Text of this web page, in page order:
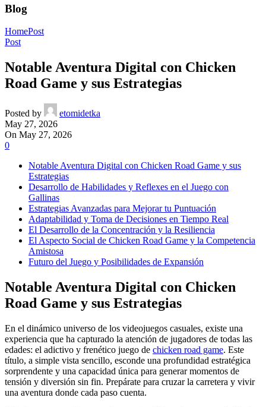
Blog
HomePost
Post
Notable Aventura Digital con Chicken
Road Game y sus Estrategias
Posted by
etomidetka
May 27, 2026
On May 27, 2026
0
Notable Aventura Digital con Chicken Road Game y sus
Estrategias
Desarrollo de Habilidades y Reflexes en el Juego con
Gallinas
Estrategias Avanzadas para Mejorar tu Puntuación
Adaptabilidad y Toma de Decisiones en Tiempo Real
El Desarrollo de la Concentración y la Resiliencia
El Aspecto Social de Chicken Road Game y la Competencia
Amistosa
Futuro del Juego y Posibilidades de Expansión
Notable Aventura Digital con Chicken
Road Game y sus Estrategias
En el dinámico universo de los videojuegos casuales, existe una
experiencia que ha capturado la atención de jugadores de todas las
edades: el adictivo y frenético juego de chicken road game. Este
título, a simple vista sencillo, esconde una profundidad estratégica
sorprendente y una capacidad única para generar momentos de
tensión y diversión sin fin. Prepárate para cruzar la carretera y vivir
una aventura donde cada paso cuenta.